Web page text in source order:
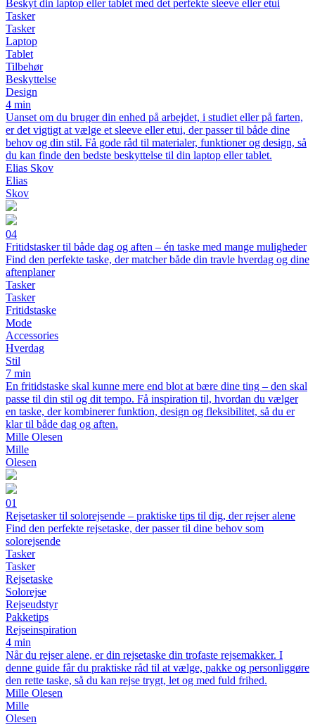
Beskyt din laptop eller tablet med det perfekte sleeve eller etui
Tasker
Tasker
Laptop
Tablet
Tilbehør
Beskyttelse
Design
4 min
Uanset om du bruger din enhed på arbejdet, i studiet eller på farten,
er det vigtigt at vælge et sleeve eller etui, der passer til både dine
behov og din stil. Få gode råd til materialer, funktioner og design, så
du kan finde den bedste beskyttelse til din laptop eller tablet.
Elias Skov
Elias
Skov
04
Fritidstasker til både dag og aften – én taske med mange muligheder
Find den perfekte taske, der matcher både din travle hverdag og dine
aftenplaner
Tasker
Tasker
Fritidstaske
Mode
Accessories
Hverdag
Stil
7 min
En fritidstaske skal kunne mere end blot at bære dine ting – den skal
passe til din stil og dit tempo. Få inspiration til, hvordan du vælger
en taske, der kombinerer funktion, design og fleksibilitet, så du er
klar til både dag og aften.
Mille Olesen
Mille
Olesen
01
Rejsetasker til solorejsende – praktiske tips til dig, der rejser alene
Find den perfekte rejsetaske, der passer til dine behov som
solorejsende
Tasker
Tasker
Rejsetaske
Solorejse
Rejseudstyr
Pakketips
Rejseinspiration
4 min
Når du rejser alene, er din rejsetaske din trofaste rejsemakker. I
denne guide får du praktiske råd til at vælge, pakke og personliggøre
den rette taske, så du kan rejse trygt, let og med fuld frihed.
Mille Olesen
Mille
Olesen